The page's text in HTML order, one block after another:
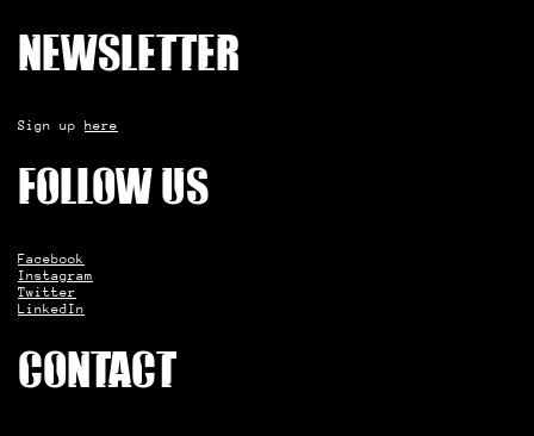
Newsletter
Sign up here
Follow us
Facebook
Instagram
Twitter
LinkedIn
Contact